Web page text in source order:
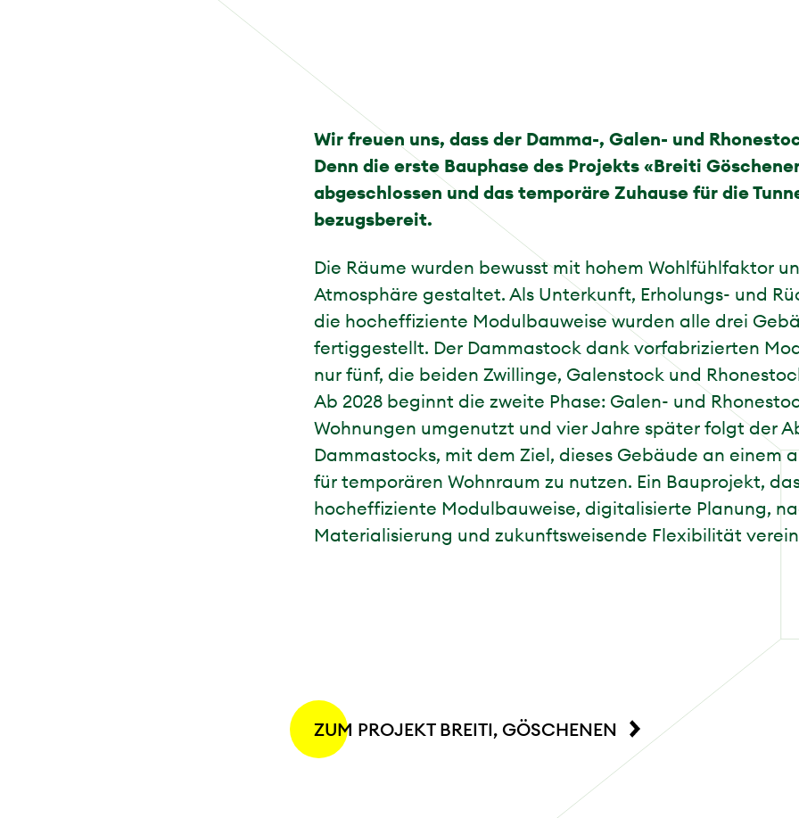
Wir freuen uns, dass der Damma-, Galen- und
Denn die erste Bauphase des Projekts «Breiti
abgeschlossen und das temporäre Zuhause für die
bezugsbereit.
Die Räume wurden bewusst mit hohem Wohlfühlfaktor
Atmosphäre gestaltet. Als Unterkunft, Erholungs- und
die hocheffiziente Modulbauweise wurden alle drei
fertiggestellt. Der Dammastock dank vorfabrizierten
nur fünf, die beiden Zwillinge, Galenstock und
Ab 2028 beginnt die zweite Phase: Galen- und
Wohnungen umgenutzt und vier Jahre später folgt der
Dammastocks, mit dem Ziel, dieses Gebäude an einem
für temporären Wohnraum zu nutzen. Ein Bauprojekt,
hocheffiziente Modulbauweise, digitalisierte Planung,
Materialisierung und zukunftsweisende Flexibilität
ZUM PROJEKT BREITI, GÖSCHENEN